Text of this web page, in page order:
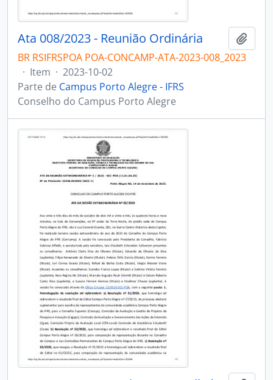
Ata 008/2023 - Reunião Ordinária
BR RSIFRSPOA POA-CONCAMP-ATA-2023-008_2023
· Item · 2023-10-02
Parte de Campus Porto Alegre - IFRS
Conselho do Campus Porto Alegre